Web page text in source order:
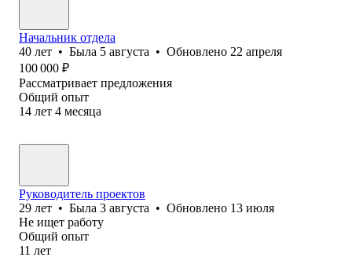
Начальник отдела
40 лет • Была 5 августа • Обновлено 22 апреля
100 000 ₽
Рассматривает предложения
Общий опыт
14 лет 4 месяца
Руководитель проектов
29 лет • Была 3 августа • Обновлено 13 июля
Не ищет работу
Общий опыт
11 лет